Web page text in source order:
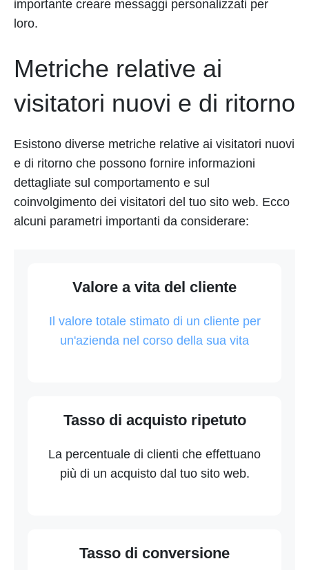
importante creare messaggi personalizzati per
loro.
Metriche relative ai
visitatori nuovi e di ritorno
Esistono diverse metriche relative ai visitatori nuovi
e di ritorno che possono fornire informazioni
dettagliate sul comportamento e sul
coinvolgimento dei visitatori del tuo sito web. Ecco
alcuni parametri importanti da considerare:
Valore a vita del cliente
Il valore totale stimato di un cliente per
un'azienda nel corso della sua vita
Tasso di acquisto ripetuto
La percentuale di clienti che effettuano
più di un acquisto dal tuo sito web.
Tasso di conversione